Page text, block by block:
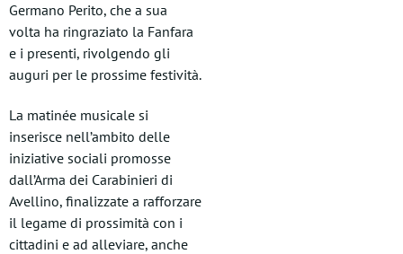
Germano Perito, che a sua
volta ha ringraziato la Fanfara
e i presenti, rivolgendo gli
auguri per le prossime festività.
La matinée musicale si
inserisce nell’ambito delle
iniziative sociali promosse
dall’Arma dei Carabinieri di
Avellino, finalizzate a rafforzare
il legame di prossimità con i
cittadini e ad alleviare, anche